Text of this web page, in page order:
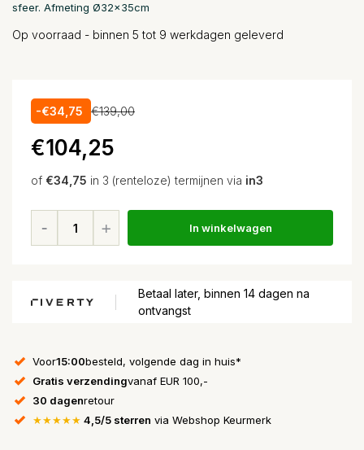
sfeer. Afmeting Ø32x35cm
Op voorraad - binnen 5 tot 9 werkdagen geleverd
-€34,75 €139,00
€104,25
of €34,75 in 3 (renteloze) termijnen via in3
In winkelwagen
Betaal later, binnen 14 dagen na
ontvangst
Voor15:00besteld, volgende dag in huis*
Gratis verzendingvanaf EUR 100,-
30 dagenretour
★★★★★ 4,5/5 sterren via Webshop Keurmerk